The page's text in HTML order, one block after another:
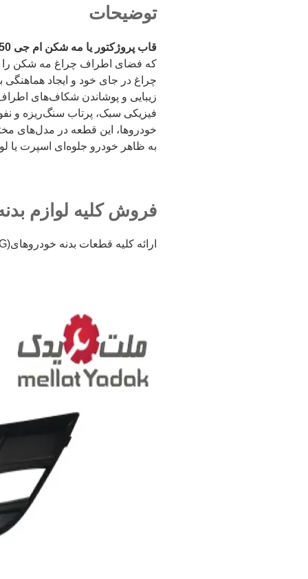
توضیحات
قاب پروژکتور یا مه شکن ام جی 550
چراغ در جای خود و ایجاد هماهنگی
زیبایی و پوشاندن شکاف‌های
فیزیکی سبک، پرتاب سنگ‌ریزه و
خودروها، این قطعه در مدل‌های
به ظاهر خودرو جلوه‌ای اسپرت یا
فروش کلیه لوازم بدنه ام جی 550 – قاب
ارائه کلیه قطعات بدنه خودروهای(MGام جی) برای تمامی مدل ها از بازار ملت تهران